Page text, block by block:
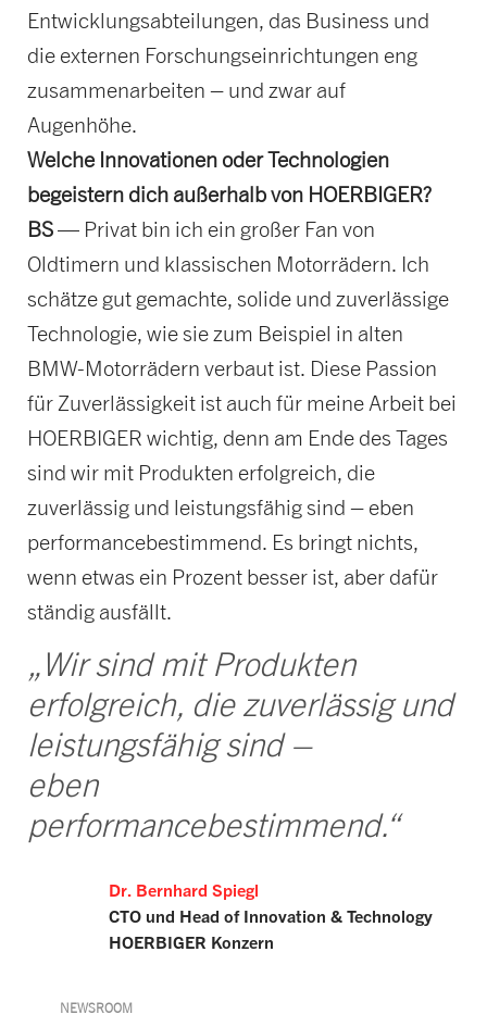
Entwicklungsabteilungen, das Business und
die externen Forschungseinrichtungen eng
zusammenarbeiten – und zwar auf
Augenhöhe.
Welche Innovationen oder Technologien
begeistern dich außerhalb von HOERBIGER?
BS— Privat bin ich ein großer Fan von
Oldtimern und klassischen Motorrädern. Ich
schätze gut gemachte, solide und zuverlässige
Technologie, wie sie zum Beispiel in alten
BMW-Motorrädern verbaut ist. Diese Passion
für Zuverlässigkeit ist auch für meine Arbeit bei
HOERBIGER wichtig, denn am Ende des Tages
sind wir mit Produkten erfolgreich, die
zuverlässig und leistungsfähig sind – eben
performancebestimmend. Es bringt nichts,
wenn etwas ein Prozent besser ist, aber dafür
ständig ausfällt.
„Wir sind mit Produkten
erfolgreich, die zuverlässig und
leistungsfähig sind –
eben
performancebestimmend.“
Dr. Bernhard Spiegl
CTO und Head of Innovation & Technology
HOERBIGER Konzern
NEWSROOM